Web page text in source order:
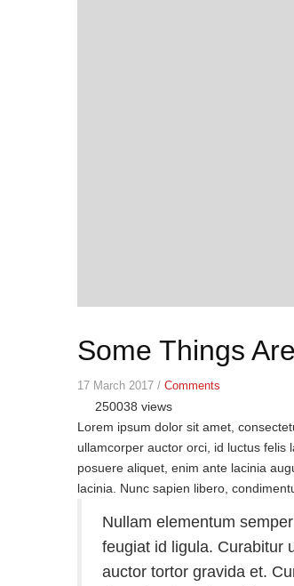
Some Things
17 March 2017 / Comments
250038 views
Lorem ipsum dolor sit amet,
ullamcorper auctor orci, id luctus felis
posuere aliquet, enim ante lacinia
lacinia. Nunc sapien libero,
Nullam elementum
feugiat id ligula. Curabitur
auctor tortor gravida et.